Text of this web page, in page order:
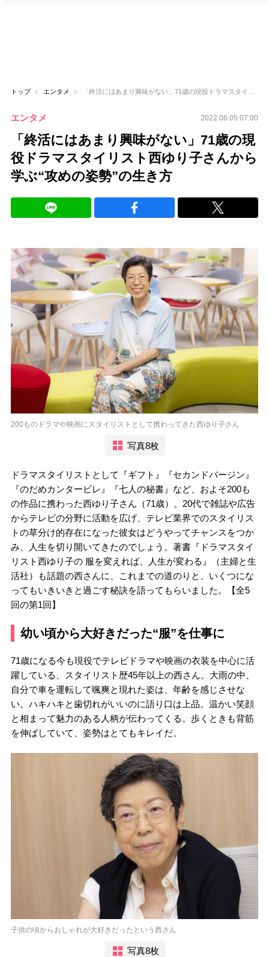
トップ エンタメ
エンタメ 2022.08.05 07:00
「終活にはあまり興味がない」71歳の現
役ドラマスタイリスト西ゆり子さんから
学ぶ“攻めの姿勢”の生き方
200ものドラマや映画にスタイリストとして携わってきた西ゆり子さん
写真8枚
ドラマスタイリストとして『ギフト』『セカンドバージン』
『のだめカンタービレ』『七人の秘書』など、およそ200も
の作品に携わった西ゆり子さん（71歳）。20代で雑誌や広告
からテレビの分野に活動を広げ、テレビ業界でのスタイリス
トの草分け的存在になった彼女はどうやってチャンスをつか
み、人生を切り開いてきたのでしょう。著書『ドラマスタイ
リスト西ゆり子の 服を変えれば、人生が変わる』（主婦と生
活社）も話題の西さんに、これまでの道のりと、いくつにな
ってもいきいきと過ごす秘訣を語ってもらいました。【全5
回の第1回】
幼い頃から大好きだった“服”を仕事に
71歳になる今も現役でテレビドラマや映画の衣装を中心に活
躍している、スタイリスト歴45年以上の西さん。大雨の中、
自分で車を運転して颯爽と現れた姿は、年齢を感じさせな
い。ハキハキと歯切れがいいのに語り口は上品。温かい笑顔
と相まって魅力のある人柄が伝わってくる。歩くときも背筋
を伸ばしていて、姿勢はとてもキレイだ。
子供の頃からおしゃれが大好きだったという西さん
写真8枚